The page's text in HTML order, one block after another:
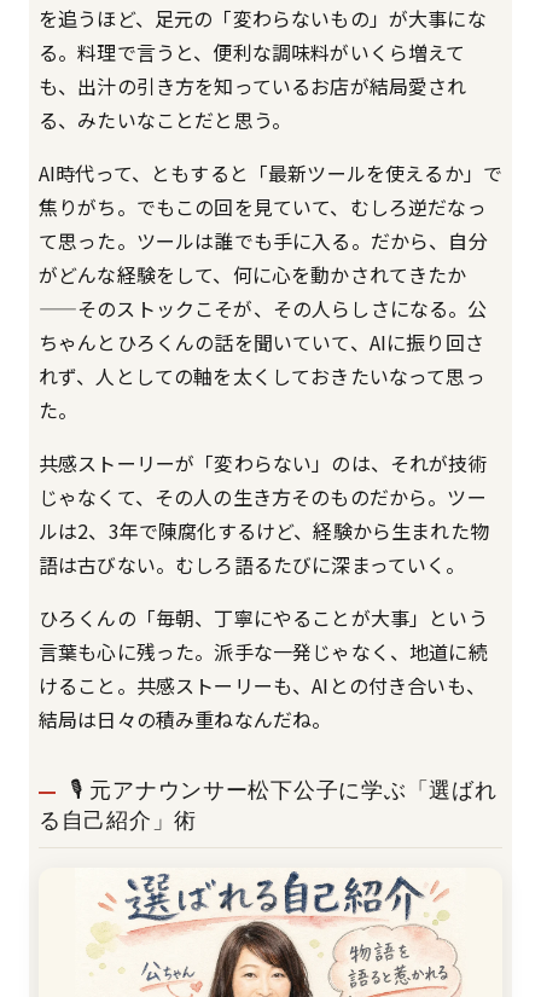
を追うほど、足元の「変わらないもの」が大事にな
る。料理で言うと、便利な調味料がいくら増えて
も、出汁の引き方を知っているお店が結局愛され
る、みたいなことだと思う。
AI時代って、ともすると「最新ツールを使えるか」で
焦りがち。でもこの回を見ていて、むしろ逆だなっ
て思った。ツールは誰でも手に入る。だから、自分
がどんな経験をして、何に心を動かされてきたか
——そのストックこそが、その人らしさになる。公
ちゃんとひろくんの話を聞いていて、AIに振り回さ
れず、人としての軸を太くしておきたいなって思っ
た。
共感ストーリーが「変わらない」のは、それが技術
じゃなくて、その人の生き方そのものだから。ツー
ルは2、3年で陳腐化するけど、経験から生まれた物
語は古びない。むしろ語るたびに深まっていく。
ひろくんの「毎朝、丁寧にやることが大事」という
言葉も心に残った。派手な一発じゃなく、地道に続
けること。共感ストーリーも、AIとの付き合いも、
結局は日々の積み重ねなんだね。
🎙️ 元アナウンサー松下公子に学ぶ「選ばれ
る自己紹介」術